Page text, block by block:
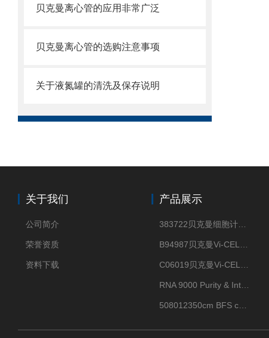
贝克曼离心管的应用非常广泛
贝克曼离心管的选购注意事项
关于液氮罐的清洗及保存说明
关于我们
公司简介
荣誉资质
资料下载
产品展示